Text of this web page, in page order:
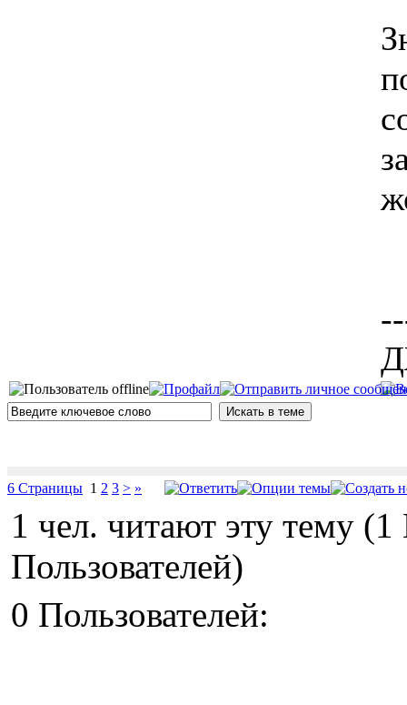
6 Страницы 1 2 3 > »
1 чел. читают эту тему
Пользователей)
0 Пользователей: